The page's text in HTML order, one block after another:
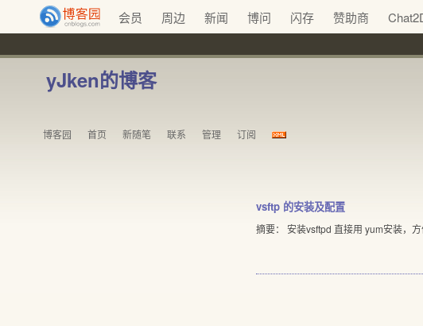
会员 周边 新闻 博问 闪存 赞助商
yJken的博客
博客园 首页 新随笔 联系 管理 订阅
vsftp 的安装及配置
摘要： 安装vsftpd 直接用 yum安装，